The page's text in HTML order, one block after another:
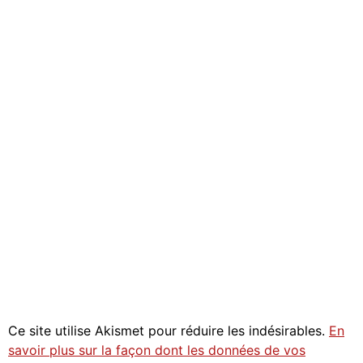
Ce site utilise Akismet pour réduire les indésirables. En
savoir plus sur la façon dont les données de vos